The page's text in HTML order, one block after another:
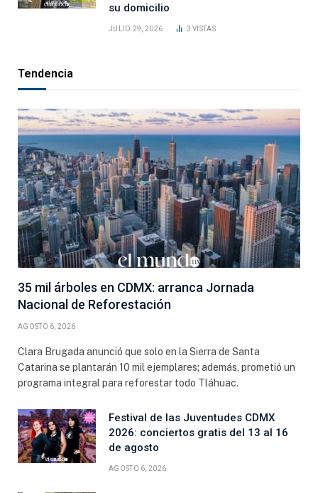
su domicilio
JULIO 29, 2026 3VISTAS
Tendencia
35 mil árboles en CDMX: arranca Jornada
Nacional de Reforestación
AGOSTO 6, 2026
Clara Brugada anunció que solo en la Sierra de Santa
Catarina se plantarán 10 mil ejemplares; además, prometió un
programa integral para reforestar todo Tláhuac.
Festival de las Juventudes CDMX
2026: conciertos gratis del 13 al 16
de agosto
AGOSTO 6, 2026